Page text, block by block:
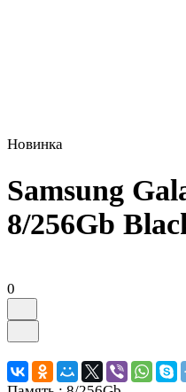
Новинка
Samsung
8/256Gb
0